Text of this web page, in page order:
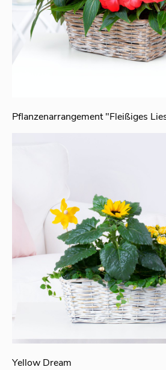
Yellow Dream